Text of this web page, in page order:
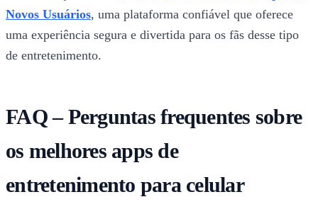
Novos Usuários, uma plataforma confiável que oferece
uma experiência segura e divertida para os fãs desse tipo
de entretenimento.
FAQ – Perguntas frequentes sobre
os melhores apps de
entretenimento para celular